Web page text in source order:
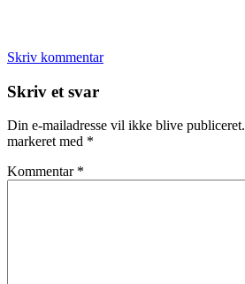
Skriv kommentar
Læserinteraktioner
Skriv et svar
Din e-mailadresse vil ikke blive publiceret.
markeret med *
Kommentar *